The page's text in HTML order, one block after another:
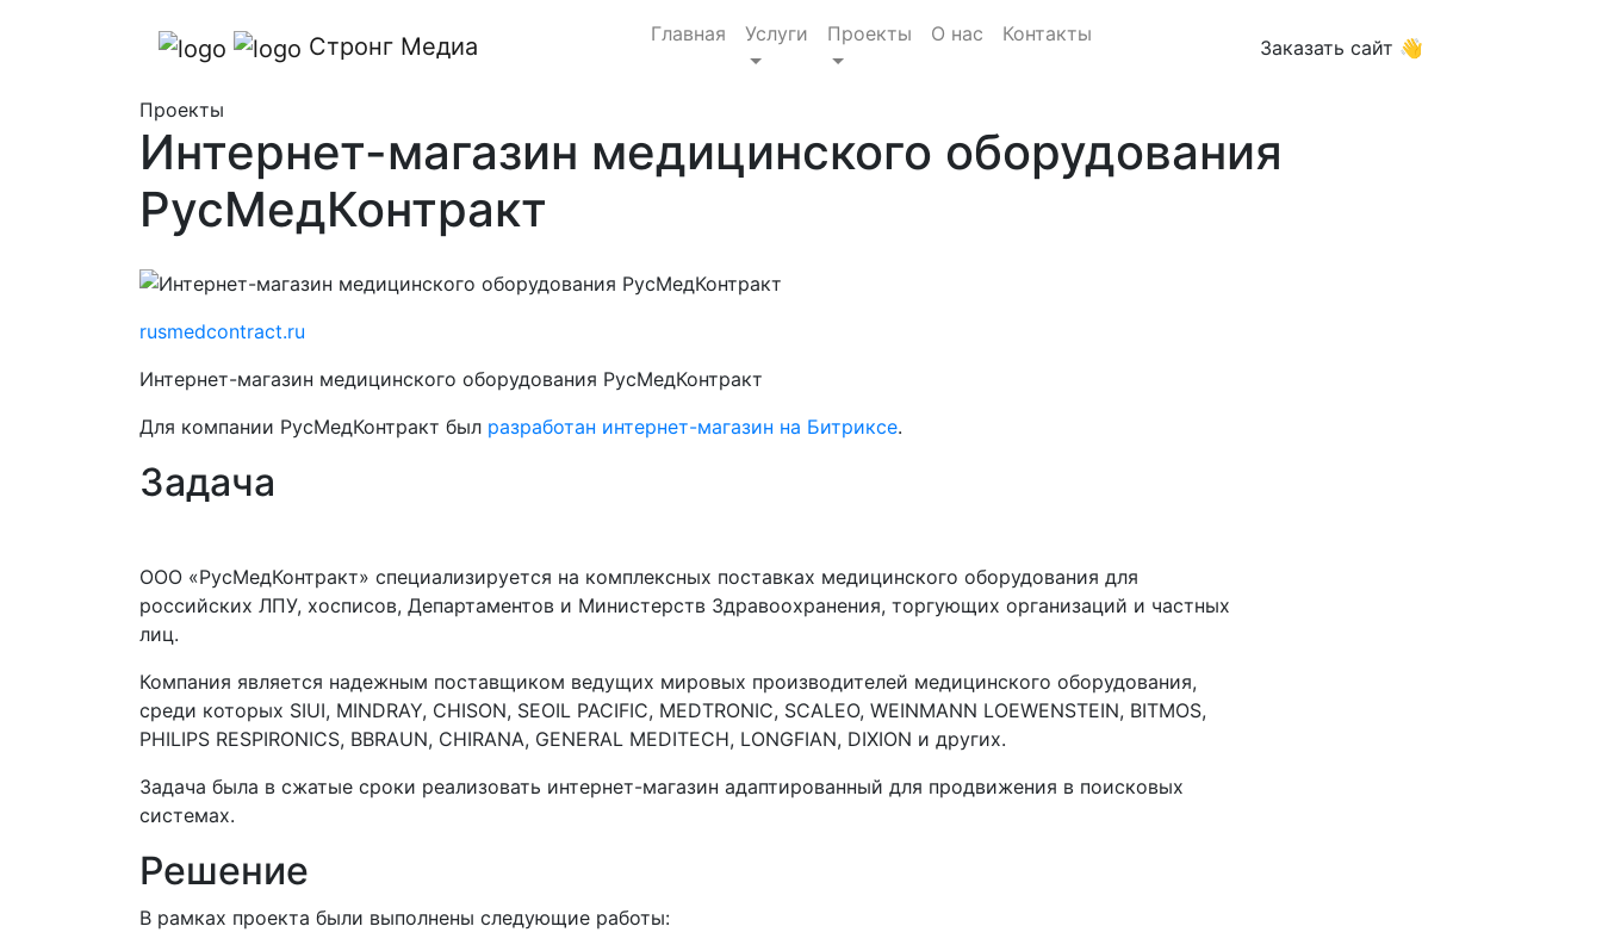
Стронг Медиа Главная Услуги Проекты О нас Контакты
Заказать сайт 👋
Проекты
Интернет-магазин медицинского оборудования
РусМедКонтракт
rusmedcontract.ru
Интернет-магазин медицинского оборудования РусМедКонтракт
Для компании РусМедКонтракт был разработан интернет-магазин на Битриксе.
Задача
ООО «РусМедКонтракт» специализируется на комплексных поставках медицинского оборудования для
российских ЛПУ, хосписов, Департаментов и Министерств Здравоохранения, торгующих организаций и частных
лиц.
Компания является надежным поставщиком ведущих мировых производителей медицинского оборудования,
среди которых SIUI, MINDRAY, CHISON, SEOIL PACIFIC, MEDTRONIC, SCALEO, WEINMANN LOEWENSTEIN, BITMOS,
PHILIPS RESPIRONICS, BBRAUN, CHIRANA, GENERAL MEDITECH, LONGFIAN, DIXION и других.
Задача была в сжатые сроки реализовать интернет-магазин адаптированный для продвижения в поисковых
системах.
Решение
В рамках проекта были выполнены следующие работы: